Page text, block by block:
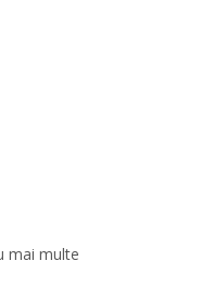
mai multe